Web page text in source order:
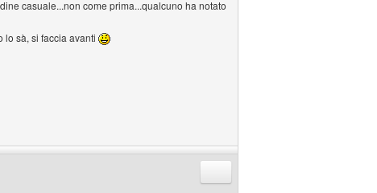
casuale...non come prima...qualcuno ha notato
sà, si faccia avanti